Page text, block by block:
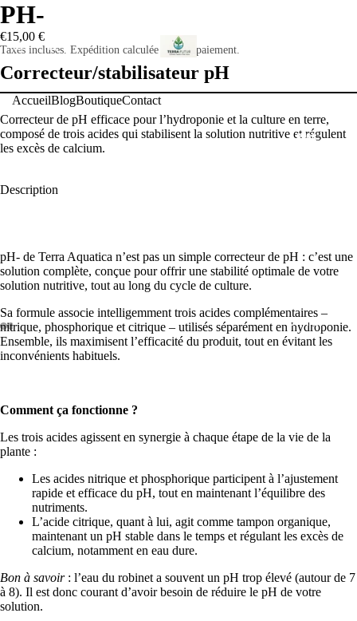
BLOG
CONTACT
AccueilBlogBoutiqueContact
PH-
€15,00 €
Taxes incluses. Expédition calculée lors du paiement.
Correcteur/stabilisateur pH
Correcteur de pH efficace pour l’hydroponie et la culture en terre,
composé de trois acides qui stabilisent la solution nutritive et régulent
les excès de calcium.
Description
pH- de Terra Aquatica n’est pas un simple correcteur de pH : c’est une
solution complète, conçue pour offrir une stabilité optimale de votre
solution nutritive, tout au long du cycle de culture.
Sa formule associe intelligemment trois acides complémentaires –
nitrique, phosphorique et citrique – utilisés séparément en hydroponie.
Ensemble, ils maximisent l’efficacité du produit, tout en évitant les
inconvénients habituels.
Comment ça fonctionne ?
Les trois acides agissent en synergie à chaque étape de la vie de la
plante :
Les acides nitrique et phosphorique participent à l’ajustement
rapide et efficace du pH, tout en maintenant l’équilibre des
nutriments.
L’acide citrique, quant à lui, agit comme tampon organique,
maintenant un pH stable dans le temps et régulant les excès de
calcium, notamment en eau dure.
Bon à savoir : l’eau du robinet a souvent un pH trop élevé (autour de 7
à 8). Il est donc courant d’avoir besoin de réduire le pH de votre
solution.